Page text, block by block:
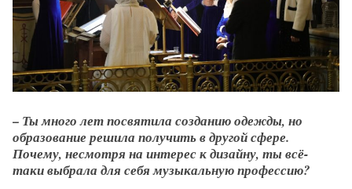
– Ты много лет посвятила созданию одежды, но
образование решила получить в другой сфере.
Почему, несмотря на интерес к дизайну, ты всё-
таки выбрала для себя музыкальную профессию?